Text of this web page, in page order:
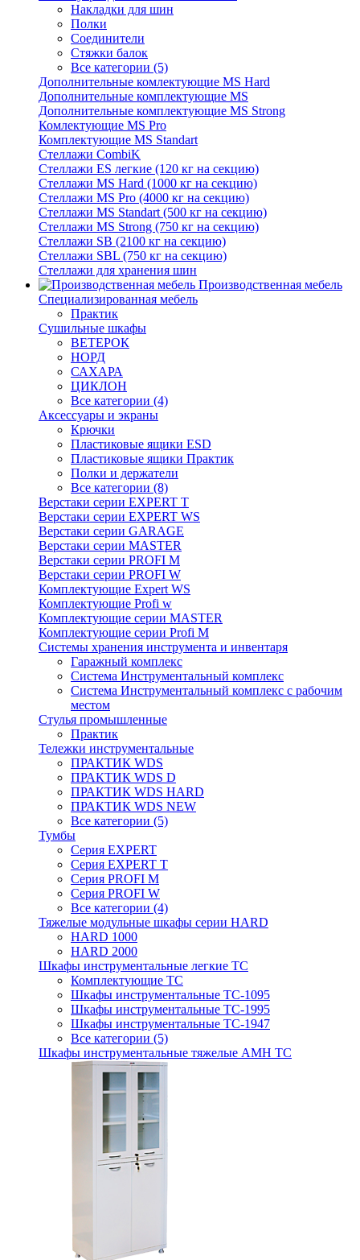
Накладки для шин
Полки
Соединители
Стяжки балок
Все категории (5)
Дополнительные комлектующие MS Hard
Дополнительные комплектующие MS
Дополнительные комплектующие MS Strong
Комлектующие MS Pro
Комплектующие MS Standart
Стеллажи CombiK
Стеллажи ES легкие (120 кг на секцию)
Стеллажи MS Hard (1000 кг на секцию)
Стеллажи MS Pro (4000 кг на секцию)
Стеллажи MS Standart (500 кг на секцию)
Стеллажи MS Strong (750 кг на секцию)
Стеллажи SB (2100 кг на секцию)
Стеллажи SBL (750 кг на секцию)
Стеллажи для хранения шин
Производственная мебель
Cпециализированная мебель
Практик
Cушильные шкафы
ВЕТЕРОК
НОРД
САХАРА
ЦИКЛОН
Все категории (4)
Аксессуары и экраны
Крючки
Пластиковые ящики ESD
Пластиковые ящики Практик
Полки и держатели
Все категории (8)
Верстаки серии EXPERT T
Верстаки серии EXPERT WS
Верстаки серии GARAGE
Верстаки серии MASTER
Верстаки серии PROFI M
Верстаки серии PROFI W
Комплектующие Expert WS
Комплектующие Profi w
Комплектующие серии MASTER
Комплектующие серии Profi M
Системы хранения инструмента и инвентаря
Гаражный комплекс
Система Инструментальный комплекс
Система Инструментальный комплекс с рабочим
местом
Стулья промышленные
Практик
Тележки инструментальные
ПРАКТИК WDS
ПРАКТИК WDS D
ПРАКТИК WDS HARD
ПРАКТИК WDS NEW
Все категории (5)
Тумбы
Серия EXPERT
Серия EXPERT T
Серия PROFI M
Серия PROFI W
Все категории (4)
Тяжелые модульные шкафы серии HARD
HARD 1000
HARD 2000
Шкафы инструментальные легкие ТС
Комплектующие ТС
Шкафы инструментальные TC-1095
Шкафы инструментальные TC-1995
Шкафы инструментальные ТС-1947
Все категории (5)
Шкафы инструментальные тяжелые AMH TC